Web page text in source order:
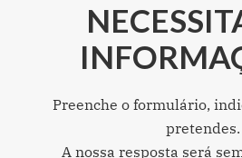
Preenche o formulário,
pretendes.
A nossa resposta será